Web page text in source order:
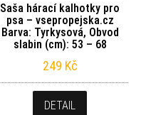
Saša hárací kalhotky pro
psa – vsepropejska.cz
Barva: Tyrkysová, Obvod
slabin (cm): 53 – 68
249 Kč
DETAIL